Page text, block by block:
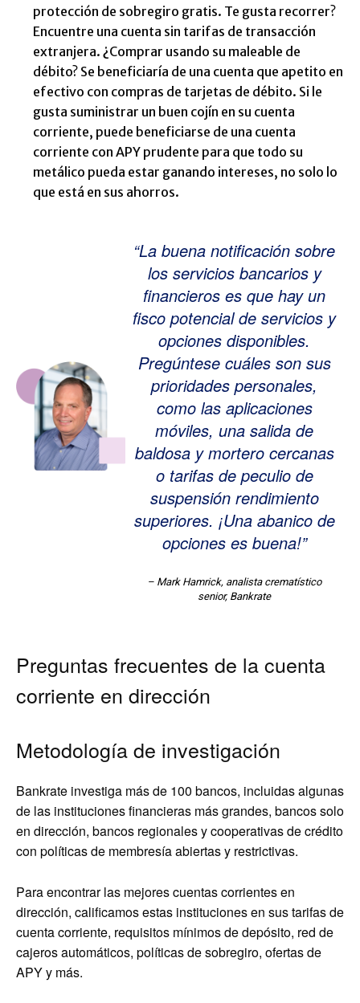
protección de sobregiro gratis. Te gusta recorrer?
Encuentre una cuenta sin tarifas de transacción
extranjera. ¿Comprar usando su maleable de
débito? Se beneficiaría de una cuenta que apetito en
efectivo con compras de tarjetas de débito. Si le
gusta suministrar un buen cojín en su cuenta
corriente, puede beneficiarse de una cuenta
corriente con APY prudente para que todo su
metálico pueda estar ganando intereses, no solo lo
que está en sus ahorros.
“La buena notificación sobre
los servicios bancarios y
financieros es que hay un
fisco potencial de servicios y
opciones disponibles.
Pregúntese cuáles son sus
prioridades personales,
como las aplicaciones
móviles, una salida de
baldosa y mortero cercanas
o tarifas de peculio de
suspensión rendimiento
superiores. ¡Una abanico de
opciones es buena!”
– Mark Hamrick, analista crematístico
senior, Bankrate
Preguntas frecuentes de la cuenta
corriente en dirección
Metodología de investigación
Bankrate investiga más de 100 bancos, incluidas algunas
de las instituciones financieras más grandes, bancos solo
en dirección, bancos regionales y cooperativas de crédito
con políticas de membresía abiertas y restrictivas.
Para encontrar las mejores cuentas corrientes en
dirección, calificamos estas instituciones en sus tarifas de
cuenta corriente, requisitos mínimos de depósito, red de
cajeros automáticos, políticas de sobregiro, ofertas de
APY y más.